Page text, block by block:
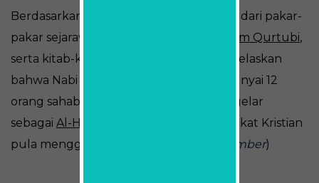
Berdasarkan maklumat yang diperolehi dari pakar-
pakar sejarawan seperti
Imam Qurtubi,
serta kitab-kitab Qisasul Anbiya’ telah dijelaskan
bahwa Nabi Isa Alaihissalam (AS) mempunyai 12
orang sahabat. Dalam Quran mereka digelar
sebagai Al-Hawariyun
). Masyarakat Kristian
pula menggelar mereka 12
sumber)